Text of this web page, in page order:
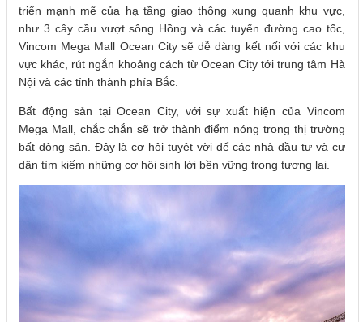
triển mạnh mẽ của hạ tầng giao thông xung quanh khu vực,
như 3 cây cầu vượt sông Hồng và các tuyến đường cao tốc,
Vincom Mega Mall Ocean City sẽ dễ dàng kết nối với các khu
vực khác, rút ngắn khoảng cách từ Ocean City tới trung tâm Hà
Nội và các tỉnh thành phía Bắc.
Bất động sản tại Ocean City, với sự xuất hiện của Vincom
Mega Mall, chắc chắn sẽ trở thành điểm nóng trong thị trường
bất động sản. Đây là cơ hội tuyệt vời để các nhà đầu tư và cư
dân tìm kiếm những cơ hội sinh lời bền vững trong tương lai.